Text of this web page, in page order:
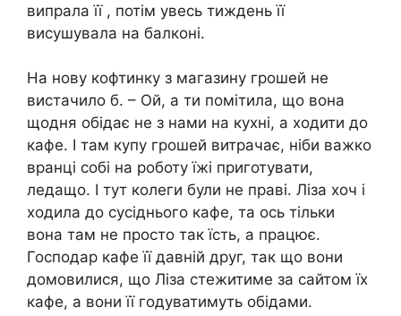
випрала її , потім увесь тиждень її
висушувала на балконі.
На нову кофтинку з магазину грошей не
вистачило б. – Ой, а ти помітила, що вона
щодня обідає не з нами на кухні, а ходити до
кафе. І там купу грошей витрачає, ніби важко
вранці собі на роботу їжі приготувати,
ледащо. І тут колеги були не праві. Ліза хоч і
ходила до сусіднього кафе, та ось тільки
вона там не просто так їсть, а працює.
Господар кафе її давній друг, так що вони
домовилися, що Ліза стежитиме за сайтом їх
кафе, а вони її годуватимуть обідами.